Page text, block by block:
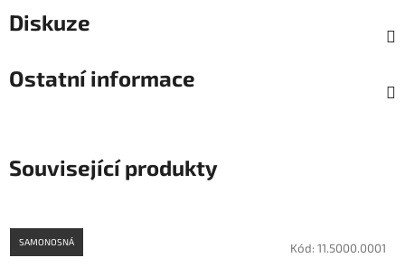
Diskuze
Ostatní informace
Související produkty
SAMONOSNÁ Kód: 11.5000.0001